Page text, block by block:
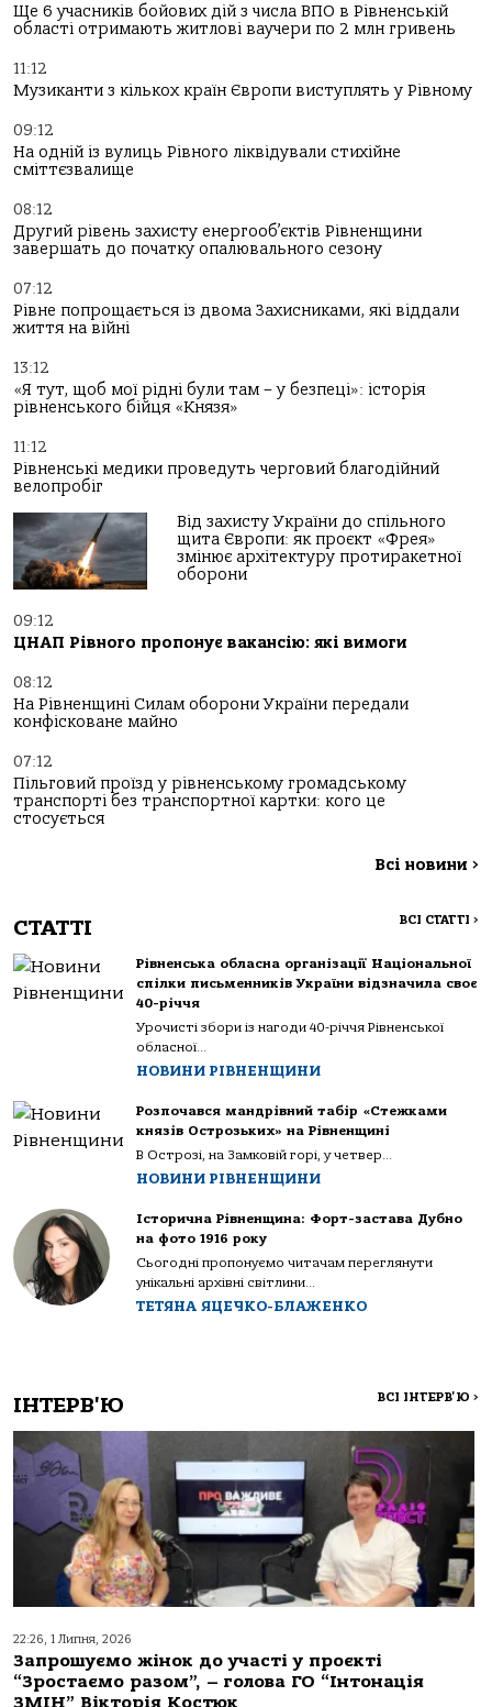
Ще 6 учасників бойових дій з числа ВПО в Рівненській
області отримають житлові ваучери по 2 млн гривень
11:12
Музиканти з кількох країн Європи виступлять у Рівному
09:12
На одній із вулиць Рівного ліквідували стихійне
сміттєзвалище
08:12
Другий рівень захисту енергооб’єктів Рівненщини
завершать до початку опалювального сезону
07:12
Рівне попрощається із двома Захисниками, які віддали
життя на війні
13:12
«Я тут, щоб мої рідні були там – у безпеці»: історія
рівненського бійця «Князя»
11:12
Рівненські медики проведуть черговий благодійний
велопробіг
Від захисту України до спільного
щита Європи: як проєкт «Фрея»
змінює архітектуру протиракетної
оборони
09:12
ЦНАП Рівного пропонує вакансію: які вимоги
08:12
На Рівненщині Силам оборони України передали
конфісковане майно
07:12
Пільговий проїзд у рівненському громадському
транспорті без транспортної картки: кого це
стосується
Всі новини >
СТАТТІ ВСІ СТАТТІ >
Рівненська обласна організації Національної
спілки письменників України відзначила своє
40-річчя
Урочисті збори із нагоди 40-річчя Рівненської
обласної...
НОВИНИ РІВНЕНЩИНИ
Розпочався мандрівний табір «Стежками
князів Острозьких» на Рівненщині
В Острозі, на Замковій горі, у четвер...
НОВИНИ РІВНЕНЩИНИ
Історична Рівненщина: Форт-застава Дубно
на фото 1916 року
Сьогодні пропонуємо читачам переглянути
унікальні архівні світлини...
ТЕТЯНА ЯЦЕЧКО-БЛАЖЕНКО
ІНТЕРВ'Ю ВСІ ІНТЕРВ'Ю >
22:26, 1 Липня, 2026
Запрошуємо жінок до участі у проєкті
“Зростаємо разом”, – голова ГО “Інтонація
ЗМІН” Вікторія Костюк